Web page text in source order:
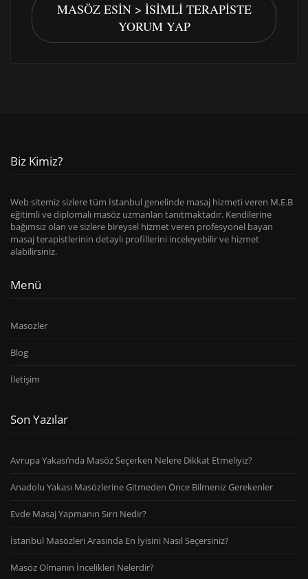
MASÖZ ESIN > İSIMLI TERAPISTE
YORUM YAP
Biz Kimiz?
Web sitemiz sizlere tüm İstanbul genelinde masaj hizmeti veren M.E.B
eğitimli ve diplomalı masöz uzmanları tanıtmaktadır. Kendilerine
bağımsız olan ve sizlere bireysel hizmet veren profesyonel bayan
masaj terapistlerinin detaylı profillerini inceleyebilir ve hizmet
alabilirsiniz.
Menü
Masozler
Blog
İletişim
Son Yazılar
Avrupa Yakası’nda Masöz Seçerken Nelere Dikkat Etmeliyiz?
Anadolu Yakası Masözlerine Gitmeden Önce Bilmeniz Gerekenler
Evde Masaj Yapmanın Sırrı Nedir?
İstanbul Masözleri Arasında En İyisini Nasıl Seçersiniz?
Masöz Olmanın İncelikleri Nelerdir?